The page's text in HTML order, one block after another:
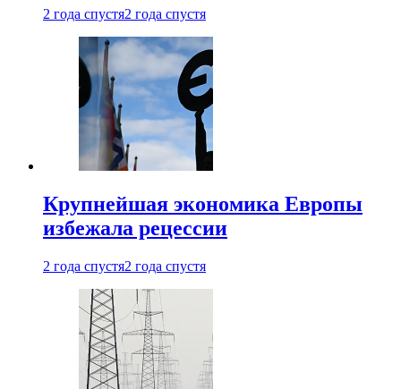
2 года спустя2 года спустя
Крупнейшая экономика Европы
избежала рецессии
2 года спустя2 года спустя